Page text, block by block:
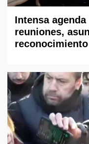
Intensa
reuniones,
reconocimiento